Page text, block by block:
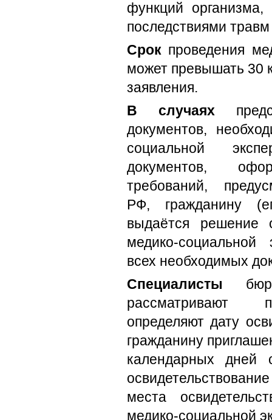
функций организма,
последствиями
Срок проведения
может превышать 30
заявления.
В случаях
документов,
социальной
документов,
требований,
РФ, гражданину
выдаётся решение
медико-социальной
всех необходимых
Специалисты
рассматривают
определяют дату
гражданину
календарных дней
места
медико-социальной